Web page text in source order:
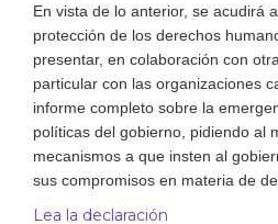
En vista de lo anterior, se acudirá
protección de los derechos
presentar, en colaboración con
particular con las organizaciones
informe completo sobre la
políticas del gobierno, pidiendo al
mecanismos a que insten al
sus compromisos en materia de
Lea la declaración